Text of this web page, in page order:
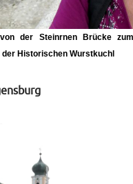
der Steinrnen Brücke
Historischen Wurstkuchl